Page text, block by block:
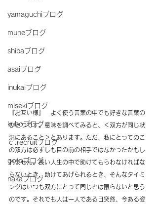
yamaguchiブログ
muneブログ
shibaブログ
asaiブログ
inukaiブログ
misekiブログ
kuboブログ
ｃ.recruitブログ
gotoブログ
nakaブログ
『お互い様』　よく使う言葉の中でも好きな言葉の
ひとつです。意味を調べてみると、＜双方が同じ状
況にあること＞とあります。ただ、私にとってのこ
の双方は必ずしも目の前の相手ではなかったかもし
れません。長い人生の中で助けてもらわなければな
らないとき、助けてあげられるとき、そんなタイミ
ングはいつも双方にとって同じとは限らないと思う
のです。それでも人は一人である日突然、今ある姿